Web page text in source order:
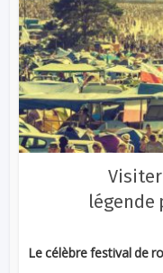
légende
Le célèbre festival de